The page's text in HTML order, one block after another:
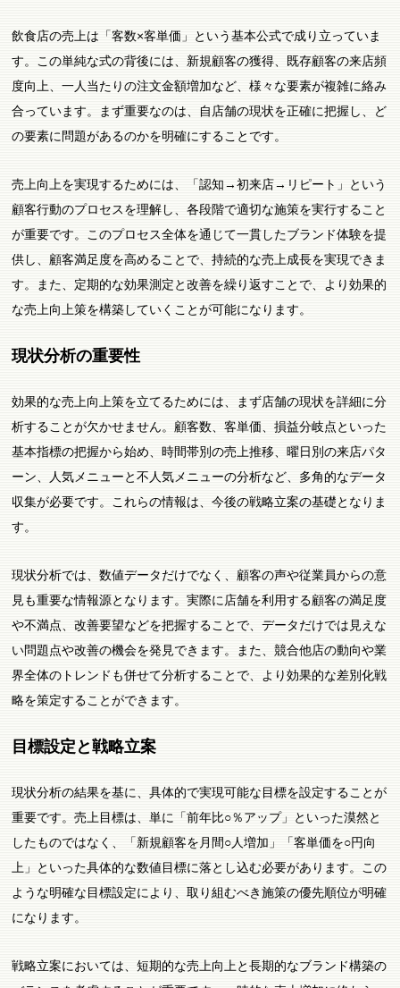
飲食店の売上は「客数×客単価」という基本公式で成り立っていま
す。この単純な式の背後には、新規顧客の獲得、既存顧客の来店頻
度向上、一人当たりの注文金額増加など、様々な要素が複雑に絡み
合っています。まず重要なのは、自店舗の現状を正確に把握し、ど
の要素に問題があるのかを明確にすることです。
売上向上を実現するためには、「認知→初来店→リピート」という
顧客行動のプロセスを理解し、各段階で適切な施策を実行すること
が重要です。このプロセス全体を通じて一貫したブランド体験を提
供し、顧客満足度を高めることで、持続的な売上成長を実現できま
す。また、定期的な効果測定と改善を繰り返すことで、より効果的
な売上向上策を構築していくことが可能になります。
現状分析の重要性
効果的な売上向上策を立てるためには、まず店舗の現状を詳細に分
析することが欠かせません。顧客数、客単価、損益分岐点といった
基本指標の把握から始め、時間帯別の売上推移、曜日別の来店パタ
ーン、人気メニューと不人気メニューの分析など、多角的なデータ
収集が必要です。これらの情報は、今後の戦略立案の基礎となりま
す。
現状分析では、数値データだけでなく、顧客の声や従業員からの意
見も重要な情報源となります。実際に店舗を利用する顧客の満足度
や不満点、改善要望などを把握することで、データだけでは見えな
い問題点や改善の機会を発見できます。また、競合他店の動向や業
界全体のトレンドも併せて分析することで、より効果的な差別化戦
略を策定することができます。
目標設定と戦略立案
現状分析の結果を基に、具体的で実現可能な目標を設定することが
重要です。売上目標は、単に「前年比○％アップ」といった漠然と
したものではなく、「新規顧客を月間○人増加」「客単価を○円向
上」といった具体的な数値目標に落とし込む必要があります。この
ような明確な目標設定により、取り組むべき施策の優先順位が明確
になります。
戦略立案においては、短期的な売上向上と長期的なブランド構築の